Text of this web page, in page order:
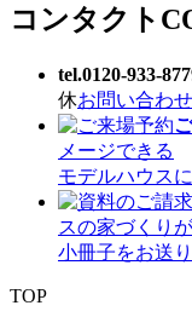
コンタクト
tel.0120-933-877
休お問い合わ
メージできる
モデルハウス
スの家づくり
小冊子をお送
TOP